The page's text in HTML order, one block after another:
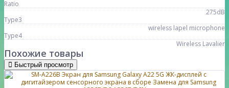
Ratio
275dB
Type3
wireless lapel microphone
Type4
Wireless Lavalier
Похожие товары
Быстрый просмотр